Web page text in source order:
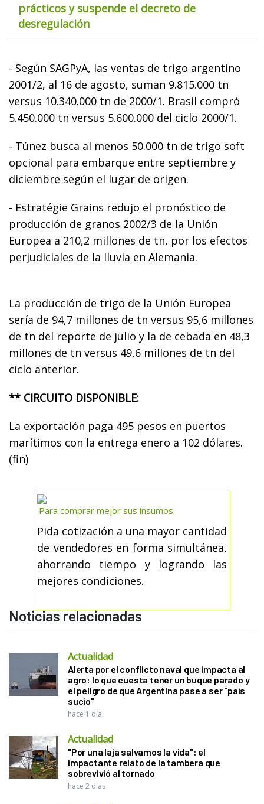
prácticos y suspende el decreto de
desregulación
- Según SAGPyA, las ventas de trigo argentino
2001/2, al 16 de agosto, suman 9.815.000 tn
versus 10.340.000 tn de 2000/1. Brasil compró
5.450.000 tn versus 5.600.000 del ciclo 2000/1.
- Túnez busca al menos 50.000 tn de trigo soft
opcional para embarque entre septiembre y
diciembre según el lugar de origen.
- Estratégie Grains redujo el pronóstico de
producción de granos 2002/3 de la Unión
Europea a 210,2 millones de tn, por los efectos
perjudiciales de la lluvia en Alemania.
La producción de trigo de la Unión Europea
sería de 94,7 millones de tn versus 95,6 millones
de tn del reporte de julio y la de cebada en 48,3
millones de tn versus 49,6 millones de tn del
ciclo anterior.
** CIRCUITO DISPONIBLE:
La exportación paga 495 pesos en puertos
marítimos con la entrega enero a 102 dólares.
(fin)
Para comprar mejor sus insumos.
Pida cotización a una mayor cantidad
de vendedores en forma simultánea,
ahorrando tiempo y logrando las
mejores condiciones.
Noticias relacionadas
Actualidad
Alerta por el conflicto naval que impacta al
agro: lo que cuesta tener un buque parado y
el peligro de que Argentina pase a ser "país
sucio"
hace 1 día
Actualidad
"Por una laja salvamos la vida": el
impactante relato de la tambera que
sobrevivió al tornado
hace 2 días